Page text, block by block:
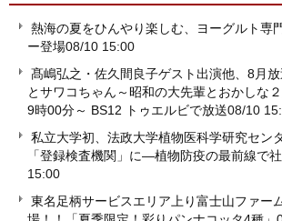
熱海の夏をひんやり楽しむ、ヨーグルト専
ー登場08/10 15:00
髙嶋弘之・佐久間良子ゲスト出演他、8月
とサワコちゃん～昭和の大先輩とおかしな
9時00分～ BS12 トゥエルビで放送08/10
私立大学初、法政大学植物医科学研究セン
「登録検査機関」に―植物防疫の最前線で
15:00
東名足柄サービスエリア上り富士山ファ